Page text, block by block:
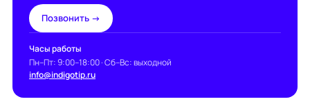
Позвонить →
Часы работы
Пн–Пт: 9:00–18:00 · Сб–Вс: выходной
info@indigotip.ru